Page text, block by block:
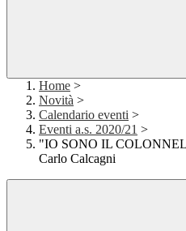
Home >
Novità >
Calendario eventi >
Eventi a.s. 2020/21 >
"IO SONO IL
Carlo Calcagni